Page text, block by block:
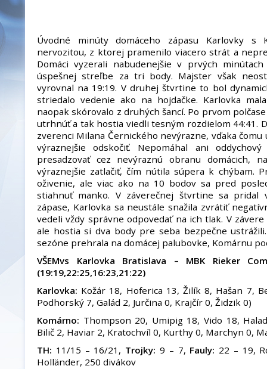
Úvodné minúty domáceho zápasu Karlovky s
nervozitou, z ktorej pramenilo viacero strát a
Domáci vyzerali nabudenejšie v prvých
úspešnej streľbe za tri body. Majster však
vyrovnal na 19:19. V druhej štvrtine to bol
striedalo vedenie ako na hojdačke. Karlovka
naopak skórovalo z druhých šancí. Po prvom
utrhnúť a tak hostia viedli tesným rozdielom 44:41.
zverenci Milana Černického nevýrazne, vďaka
výraznejšie odskočiť. Nepomáhal ani
presadzovať cez nevýraznú obranu domácich,
výraznejšie zatlačiť, čím nútila súpera k chýbam.
oživenie, ale viac ako na 10 bodov sa pred
stiahnuť manko. V záverečnej štvrtine sa pridal
zápase, Karlovka sa neustále snažila zvrátiť
vedeli vždy správne odpovedať na ich tlak. V
ale hostia si dva body pre seba bezpečne
sezóne prehrala na domácej palubovke, Komárnu
VŠEMvs Karlovka Bratislava – MBK Rieker
(19:19,22:25,16:23,21:22)
Karlovka: Kožár 18, Hoferica 13, Žilík 8, Hašan 7,
Podhorský 7, Galád 2, Jurčina 0, Krajčír 0, Židzik 0)
Komárno: Thompson 20, Umipig 18, Vido 18,
Bilič 2, Haviar 2, Kratochvíl 0, Kurthy 0, Marchyn 0,
TH: 11/15 – 16/21, Trojky: 9 – 7, Fauly: 22 – 19,
Holländer, 250 divákov